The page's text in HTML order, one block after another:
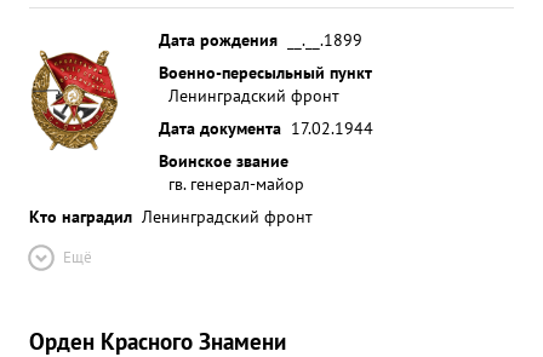
Дата рождения
__.__.1899
Военно-пересыльный пункт
Ленинградский фронт
Дата документа 17.02.1944
Воинское звание
гв. генерал-майор
Кто наградил Ленинградский фронт
Ещё
Орден Красного Знамени